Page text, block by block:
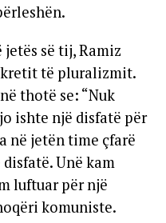
së tij, Ramiz
të pluralizmit.
thotë se: “Nuk
ishte një disfatë për
në jetën time çfarë
Unë kam
luftuar për një
komuniste.